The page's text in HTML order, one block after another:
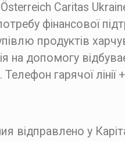
Caritas
фінансової
продуктів
на допомогу
гарячої лінії
відправлено у